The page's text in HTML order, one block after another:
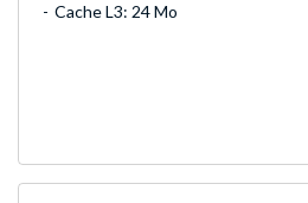
Cache L3: 24 Mo